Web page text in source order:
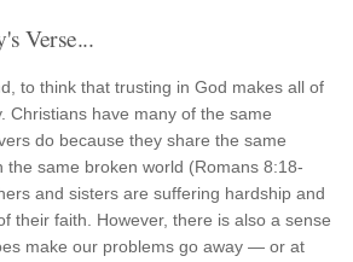
Verse...
to think that trusting in God makes all of
Christians have many of the same
do because they share the same
the same broken world (Romans 8:18-
and sisters are suffering hardship and
their faith. However, there is also a sense
make our problems go away — or at